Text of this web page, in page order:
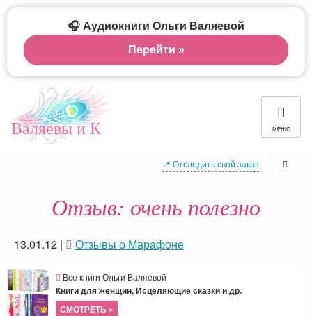
Валяевы и К МЕНЮ
📍 Отследить свой заказ
Отзыв: очень полезно
13.01.12 | Отзывы о Марафоне
Все книги Ольги Валяевой
Книги для женщин, Исцеляющие сказки и др.
СМОТРЕТЬ »
🎧 Аудиокниги Ольги Валяевой
Перейти »